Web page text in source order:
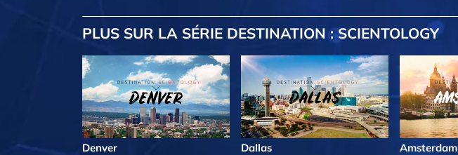
PLUS SUR LA SÉRIE DESTINATION : SCIENTOLOGY
Denver Dallas Amsterdam